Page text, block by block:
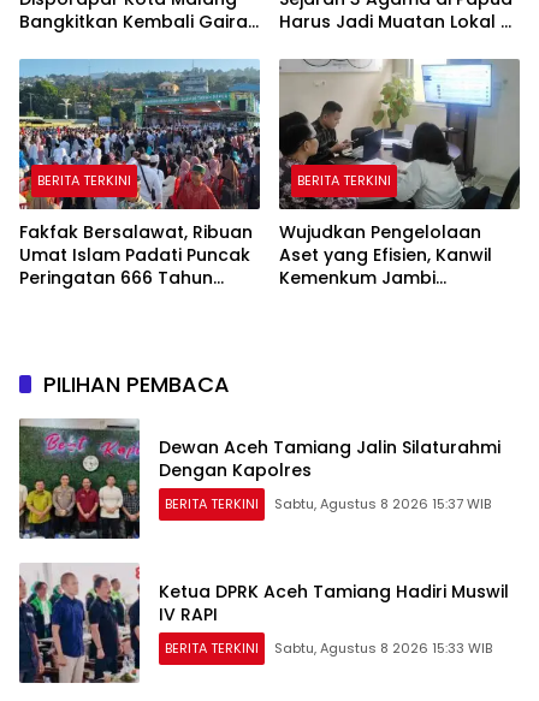
Bangkitkan Kembali Gairah
Harus Jadi Muatan Lokal di
BERITA TERKINI
Fakfak Bersalawat, Ribuan
Umat Islam Padati Puncak
Peringatan 666 Tahun
BERITA TERKINI
Wujudkan Pengelolaan
Aset yang Efisien, Kanwil
Kemenkum Jambi
PILIHAN PEMBACA
Dewan Aceh Tamiang Jalin Silaturahmi
Dengan Kapolres
BERITA TERKINI Sabtu, Agustus 8 2026 15:37 WIB
Ketua DPRK Aceh Tamiang Hadiri Muswil
IV RAPI
BERITA TERKINI Sabtu, Agustus 8 2026 15:33 WIB